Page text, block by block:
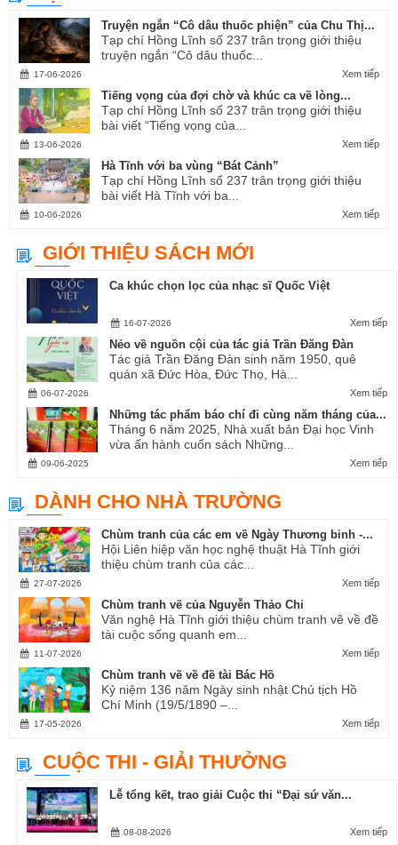
Truyện ngắn “Cô dâu thuốc phiện” của Chu Thị...
Tạp chí Hồng Lĩnh số 237 trân trọng giới thiệu
truyện ngắn “Cô dâu thuốc...
Xem tiếp
17-06-2026
Tiếng vọng của đợi chờ và khúc ca về lòng...
Tạp chí Hồng Lĩnh số 237 trân trọng giới thiệu
bài viết “Tiếng vọng của...
Xem tiếp
13-06-2026
Hà Tĩnh với ba vùng “Bát Cảnh”
Tạp chí Hồng Lĩnh số 237 trân trọng giới thiệu
bài viết Hà Tĩnh với ba...
Xem tiếp
10-06-2026
GIỚI THIỆU SÁCH MỚI
Ca khúc chọn lọc của nhạc sĩ Quốc Việt
Xem tiếp
16-07-2026
Nẻo về nguồn cội của tác giả Trần Đăng Đàn
Tác giả Trần Đăng Đàn sinh năm 1950, quê
quán xã Đức Hòa, Đức Thọ, Hà...
Xem tiếp
06-07-2026
Những tác phẩm báo chí đi cùng năm tháng của...
Tháng 6 năm 2025, Nhà xuất bản Đại học Vinh
vừa ấn hành cuốn sách Những...
Xem tiếp
09-06-2025
DÀNH CHO NHÀ TRƯỜNG
Chùm tranh của các em về Ngày Thương binh -...
Hội Liên hiệp văn học nghệ thuật Hà Tĩnh giới
thiệu chùm tranh của các...
Xem tiếp
27-07-2026
Chùm tranh vẽ của Nguyễn Thảo Chi
Văn nghệ Hà Tĩnh giới thiệu chùm tranh vẽ về đề
tài cuộc sống quanh em...
Xem tiếp
11-07-2026
Chùm tranh vẽ về đề tài Bác Hồ
Kỷ niệm 136 năm Ngày sinh nhật Chủ tịch Hồ
Chí Minh (19/5/1890 –...
Xem tiếp
17-05-2026
CUỘC THI - GIẢI THƯỞNG
Lễ tổng kết, trao giải Cuộc thi “Đại sứ văn...
Xem tiếp
08-08-2026